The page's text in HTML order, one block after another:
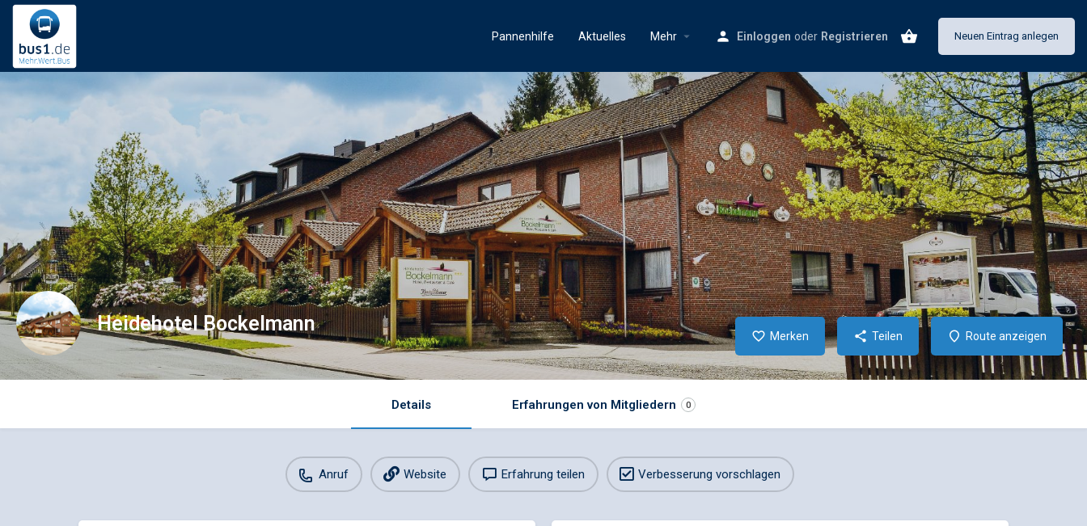
Pannenhilfe Aktuelles Mehr Einloggen oder Registrieren Neuen Eintrag anlegen
Heidehotel Bockelmann
Merken Teilen Route anzeigen
Details Erfahrungen von Mitgliedern 0
Anruf Website Erfahrung teilen Verbesserung vorschlagen